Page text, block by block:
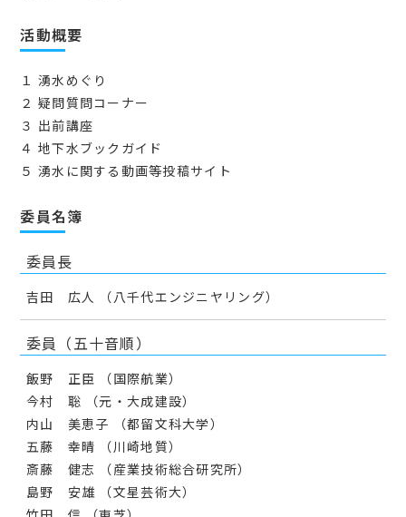
活動概要
１ 湧⽔めぐり
２ 疑問質問コーナー
３ 出前講座
４ 地下⽔ブックガイド
５ 湧⽔に関する動画等投稿サイト
委員名簿
委員長
吉田 広人 （八千代エンジニヤリング）
委員（五十音順）
飯野 正臣 （国際航業）
今村 聡 （元・大成建設）
内山 美恵子 （都留文科大学）
五藤 幸晴 （川崎地質）
斎藤 健志 （産業技術総合研究所）
島野 安雄 （文星芸術大）